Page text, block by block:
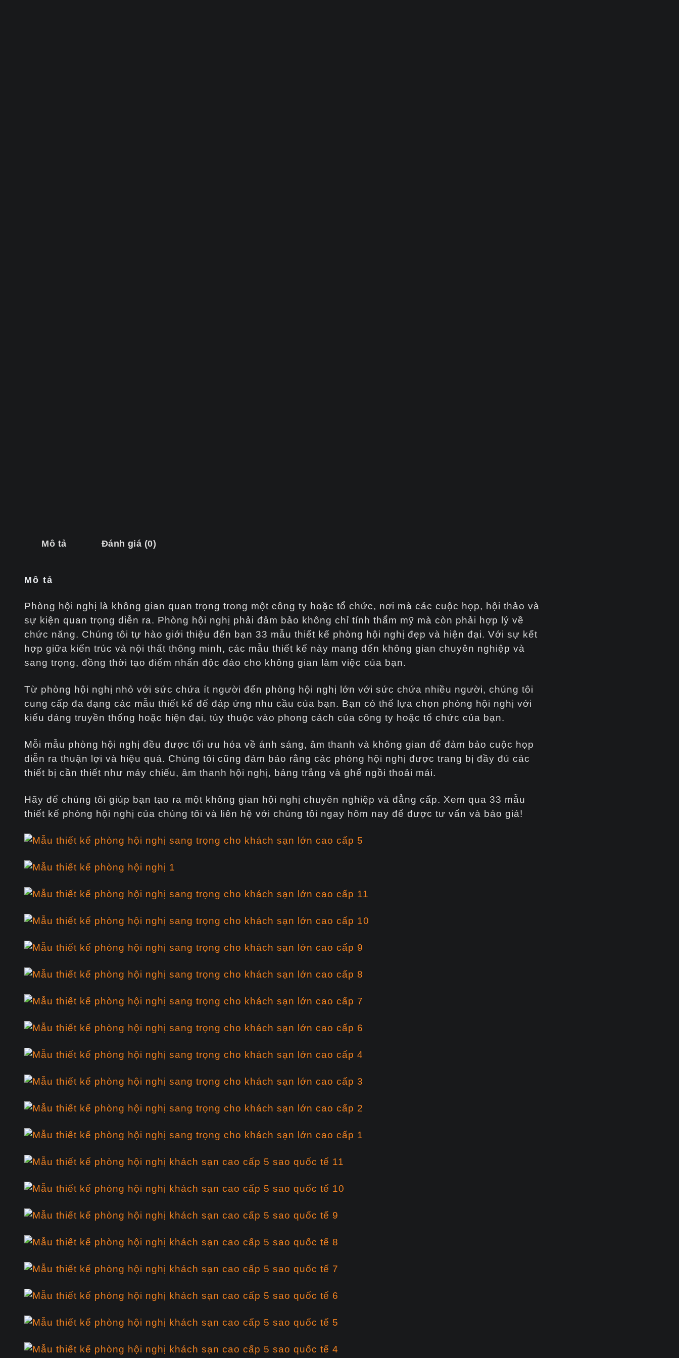
Mô tả Đánh giá (0)
Mô tả
Phòng hội nghị là không gian quan trọng trong một công ty hoặc tổ chức, nơi mà các cuộc họp, hội thảo và
sự kiện quan trọng diễn ra. Phòng hội nghị phải đảm bảo không chỉ tính thẩm mỹ mà còn phải hợp lý về
chức năng. Chúng tôi tự hào giới thiệu đến bạn 33 mẫu thiết kế phòng hội nghị đẹp và hiện đại. Với sự kết
hợp giữa kiến trúc và nội thất thông minh, các mẫu thiết kế này mang đến không gian chuyên nghiệp và
sang trọng, đồng thời tạo điểm nhấn độc đáo cho không gian làm việc của bạn.
Từ phòng hội nghị nhỏ với sức chứa ít người đến phòng hội nghị lớn với sức chứa nhiều người, chúng tôi
cung cấp đa dạng các mẫu thiết kế để đáp ứng nhu cầu của bạn. Bạn có thể lựa chọn phòng hội nghị với
kiểu dáng truyền thống hoặc hiện đại, tùy thuộc vào phong cách của công ty hoặc tổ chức của bạn.
Mỗi mẫu phòng hội nghị đều được tối ưu hóa về ánh sáng, âm thanh và không gian để đảm bảo cuộc họp
diễn ra thuận lợi và hiệu quả. Chúng tôi cũng đảm bảo rằng các phòng hội nghị được trang bị đầy đủ các
thiết bị cần thiết như máy chiếu, âm thanh hội nghị, bảng trắng và ghế ngồi thoải mái.
Hãy để chúng tôi giúp bạn tạo ra một không gian hội nghị chuyên nghiệp và đẳng cấp. Xem qua 33 mẫu
thiết kế phòng hội nghị của chúng tôi và liên hệ với chúng tôi ngay hôm nay để được tư vấn và báo giá!